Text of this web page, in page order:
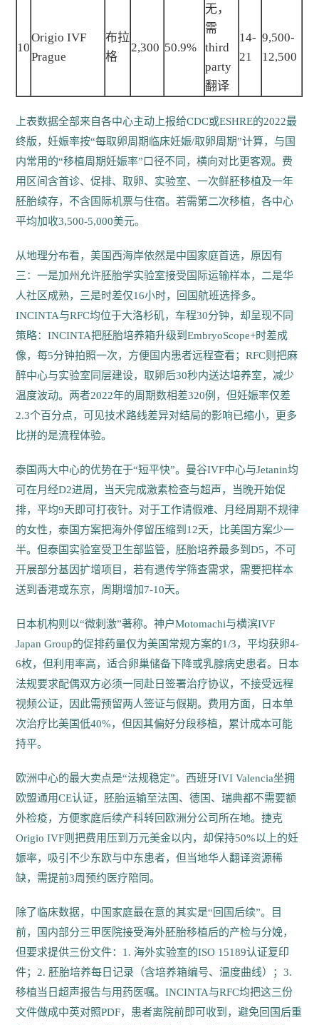
10
Origio IVF
Prague
布拉
格
2,300 50.9%
无，
需
third
party
翻译
14-
21
9,500-
12,500
上表数据全部来自各中心主动上报给CDC或ESHRE的2022最
终版，妊娠率按“每取卵周期临床妊娠/取卵周期”计算，与国
内常用的“移植周期妊娠率”口径不同，横向对比更客观。费
用区间含首诊、促排、取卵、实验室、一次鲜胚移植及一年
胚胎续存，不含国际机票与住宿。若需第二次移植，各中心
平均加收3,500-5,000美元。
从地理分布看，美国西海岸依然是中国家庭首选，原因有
三：一是加州允许胚胎学实验室接受国际运输样本，二是华
人社区成熟，三是时差仅16小时，回国航班选择多。
INCINTA与RFC均位于大洛杉矶，车程30分钟，却呈现不同
策略：INCINTA把胚胎培养箱升级到EmbryoScope+时差成
像，每5分钟拍照一次，方便国内患者远程查看；RFC则把麻
醉中心与实验室同层建设，取卵后30秒内送达培养室，减少
温度波动。两者2022年的周期数相差320例，但妊娠率仅差
2.3个百分点，可见技术路线差异对结局的影响已缩小，更多
比拼的是流程体验。
泰国两大中心的优势在于“短平快”。曼谷IVF中心与Jetanin均
可在月经D2进周，当天完成激素检查与超声，当晚开始促
排，平均9天即可打夜针。对于工作请假难、月经周期不规律
的女性，泰国方案把海外停留压缩到12天，比美国方案少一
半。但泰国实验室受卫生部监管，胚胎培养最多到D5，不可
开展部分基因扩增项目，若有遗传学筛查需求，需要把样本
送到香港或东京，周期增加7-10天。
日本机构则以“微刺激”著称。神户Motomachi与横滨IVF
Japan Group的促排药量仅为美国常规方案的1/3，平均获卵4-
6枚，但利用率高，适合卵巢储备下降或乳腺病史患者。日本
法规要求配偶双方必须一同赴日签署治疗协议，不接受远程
视频公证，因此需预留两人签证与假期。费用方面，日本单
次治疗比美国低40%，但因其偏好分段移植，累计成本可能
持平。
欧洲中心的最大卖点是“法规稳定”。西班牙IVI Valencia坐拥
欧盟通用CE认证，胚胎运输至法国、德国、瑞典都不需要额
外检疫，方便家庭后续产科转回欧洲分公司所在地。捷克
Origio IVF则把费用压到万元美金以内，却保持50%以上的妊
娠率，吸引不少东欧与中东患者，但当地华人翻译资源稀
缺，需提前3周预约医疗陪同。
除了临床数据，中国家庭最在意的其实是“回国后续”。目
前，国内部分三甲医院接受海外胚胎移植后的产检与分娩，
但要求提供三份文件：1. 海外实验室的ISO 15189认证复印
件；2. 胚胎培养每日记录（含培养箱编号、温度曲线）；3.
移植当日超声报告与用药医嘱。INCINTA与RFC均把这三份
文件做成中英对照PDF，患者离院前即可收到，避免回国后重